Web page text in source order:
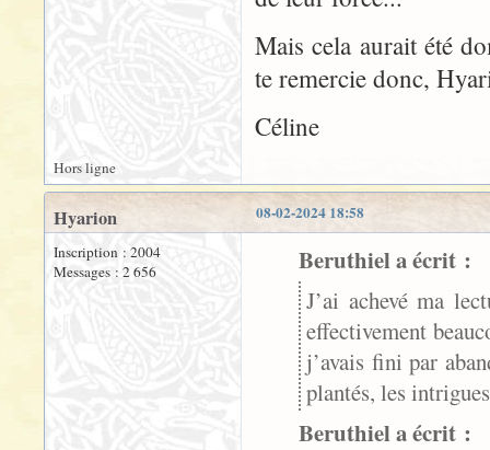
Mais cela aurait été
te remercie donc,
Céline
Hors ligne
08-02-2024 18:58
Hyarion
Inscription : 2004
Messages : 2 656
Beruthiel a écrit :
J’ai achevé ma
effectivement
j’avais fini par
plantés, les
Beruthiel a écrit :